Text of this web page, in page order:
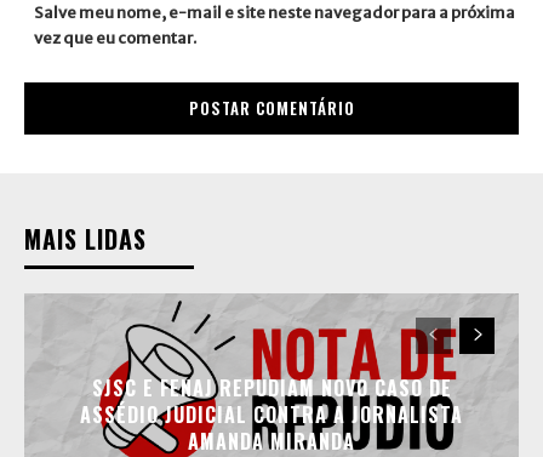
Salve meu nome, e-mail e site neste navegador para a próxima
vez que eu comentar.
MAIS LIDAS
SJSC E FENAJ REPUDIAM NOVO CASO DE
ASSÉDIO JUDICIAL CONTRA A JORNALISTA
AMANDA MIRANDA